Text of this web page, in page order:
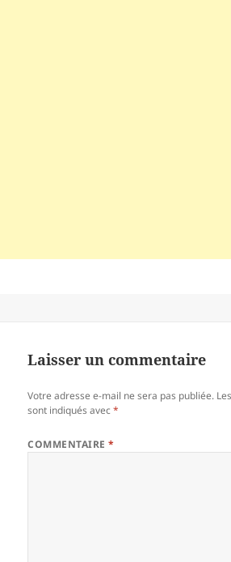
Laisser un commentaire
Votre adresse e-mail ne sera pas publiée.
sont indiqués avec*
COMMENTAIRE*